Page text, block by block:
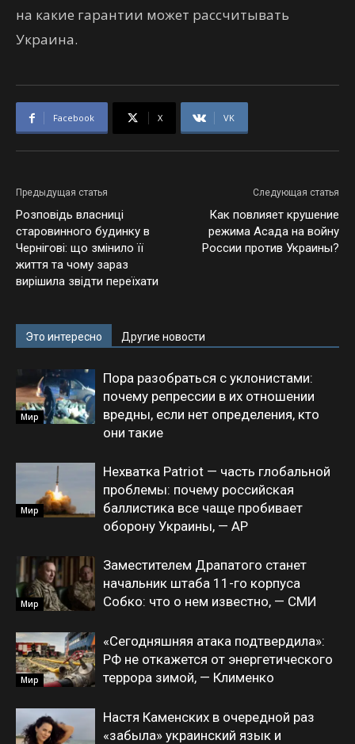
на какие гарантии может рассчитывать
Украина.
Facebook X VK
Предыдущая статья
Розповідь власниці
старовинного будинку в
Чернігові: що змінило її
життя та чому зараз
вирішила звідти переїхати
Следующая статья
Как повлияет крушение
режима Асада на войну
России против Украины?
Это интересно Другие новости
Мир
Пора разобраться с уклонистами:
почему репрессии в их отношении
вредны, если нет определения, кто
они такие
Мир
Нехватка Patriot — часть глобальной
проблемы: почему российская
баллистика все чаще пробивает
оборону Украины, — AP
Мир
Заместителем Драпатого станет
начальник штаба 11-го корпуса
Собко: что о нем известно, — СМИ
Мир
«Сегодняшняя атака подтвердила»:
РФ не откажется от энергетического
террора зимой, — Клименко
Настя Каменских в очередной раз
«забыла» украинский язык и